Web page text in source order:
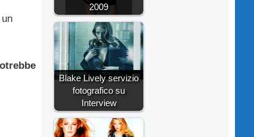
2009
Blake Lively servizio
fotografico su
Interview